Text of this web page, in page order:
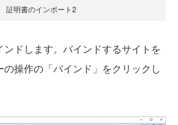
証明書のインポート2
ドします。バインドするサイトを
操作の「バインド」をクリックし